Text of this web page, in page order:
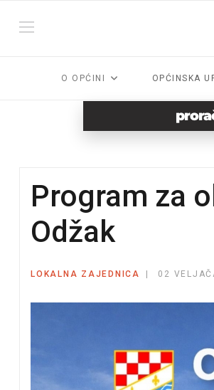
O OPĆINI OPĆINSKA
Program za
Odžak
LOKALNA ZAJEDNICA 02